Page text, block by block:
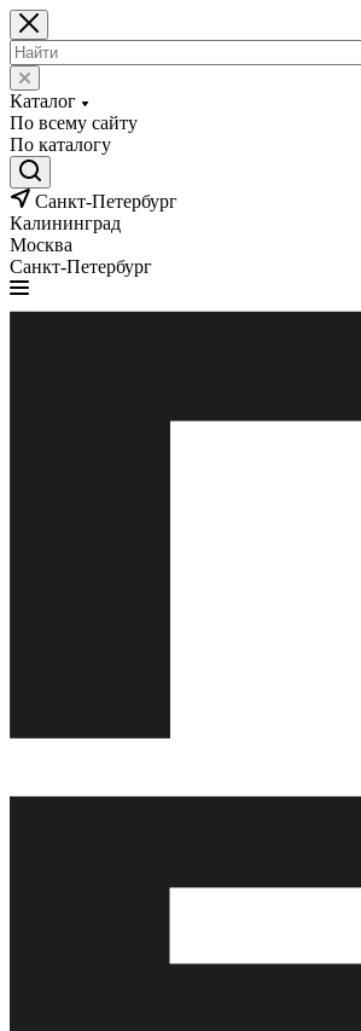
Каталог
По всему сайту
По каталогу
Санкт-Петербург
Калининград
Москва
Санкт-Петербург